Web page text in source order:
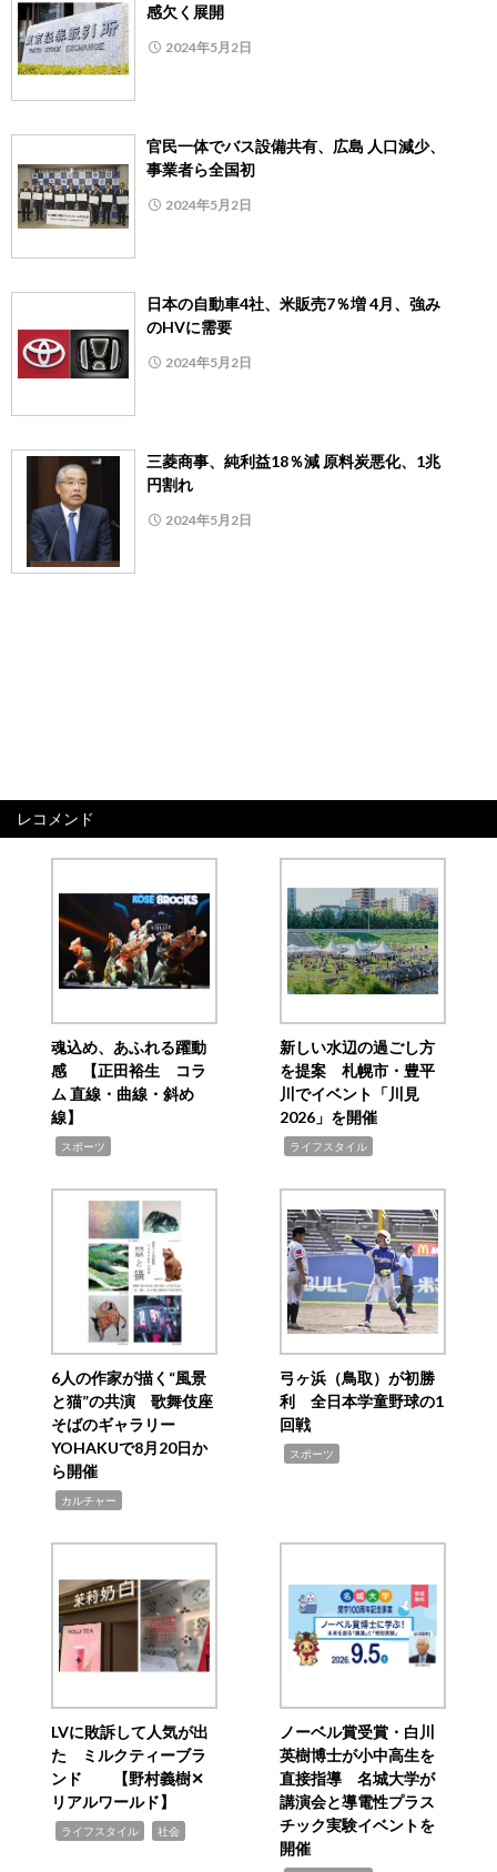
感欠く展開
2024年5月2日
官民一体でバス設備共有、広島 人口減少、
事業者ら全国初
2024年5月2日
日本の自動車4社、米販売7％増 4月、強み
のHVに需要
2024年5月2日
三菱商事、純利益18％減 原料炭悪化、1兆
円割れ
2024年5月2日
レコメンド
魂込め、あふれる躍動
感 【正田裕生 コラ
ム 直線・曲線・斜め
線】
スポーツ
新しい水辺の過ごし方
を提案 札幌市・豊平
川でイベント「川見
2026」を開催
ライフスタイル
6人の作家が描く“風景
と猫”の共演 歌舞伎座
そばのギャラリー
YOHAKUで8月20日か
ら開催
カルチャー
弓ヶ浜（鳥取）が初勝
利 全日本学童野球の1
回戦
スポーツ
LVに敗訴して人気が出
た ミルクティーブラ
ンド 【野村義樹✕
リアルワールド】
ライフスタイル 社会
ノーベル賞受賞・白川
英樹博士が小中高生を
直接指導 名城大学が
講演会と導電性プラス
チック実験イベントを
開催